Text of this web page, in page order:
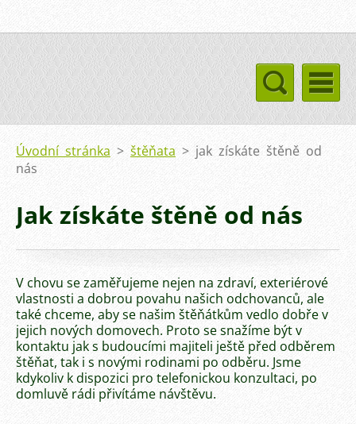
Úvodní stránka > štěňata > jak získáte štěně od
nás
Jak získáte štěně od nás
V chovu se zaměřujeme nejen na zdraví, exteriérové
vlastnosti a dobrou povahu našich odchovanců, ale
také chceme, aby se našim štěňátkům vedlo dobře v
jejich nových domovech. Proto se snažíme být v
kontaktu jak s budoucími majiteli ještě před odběrem
štěňat, tak i s novými rodinami po odběru. Jsme
kdykoliv k dispozici pro telefonickou konzultaci, po
domluvě rádi přivítáme návštěvu.